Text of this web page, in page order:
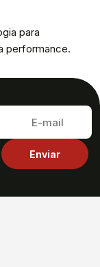
para
performance.